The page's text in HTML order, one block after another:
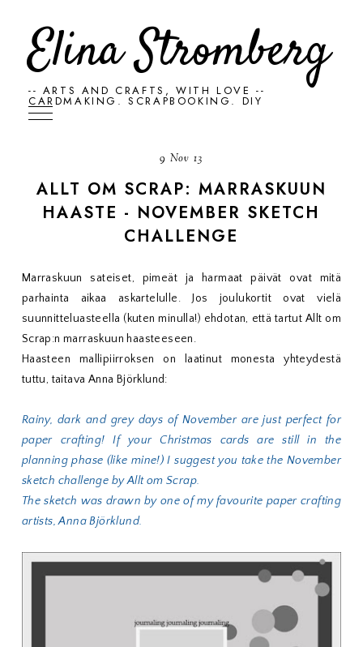
Elina Stromberg
-- ARTS AND CRAFTS, WITH LOVE --
CARDMAKING. SCRAPBOOKING. DIY
9 Nov 13
ALLT OM SCRAP: MARRASKUUN
HAASTE - NOVEMBER SKETCH
CHALLENGE
Marraskuun sateiset, pimeät ja harmaat päivät ovat mitä
parhainta aikaa askartelulle. Jos joulukortit ovat vielä
suunnitteluasteella (kuten minulla!) ehdotan, että tartut Allt om
Scrap:n marraskuun haasteeseen.
Haasteen mallipiirroksen on laatinut monesta yhteydestä
tuttu, taitava Anna Björklund:
Rainy, dark and grey days of November are just perfect for
paper crafting! If your Christmas cards are still in the
planning phase (like mine!) I suggest you take the November
sketch challenge by Allt om Scrap.
The sketch was drawn by one of my favourite paper crafting
artists, Anna Björklund.